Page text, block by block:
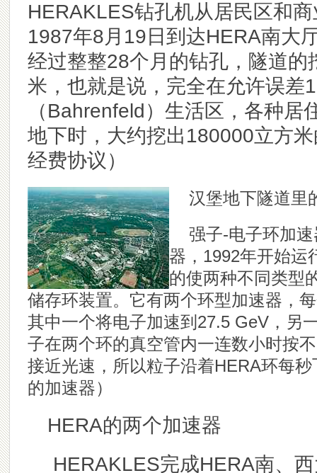
HERAKLES钻孔机从居民区和
1987年8月19日到达HERA南大
经过整整28个月的钻孔，隧道
米，也就是说，完全在允许误差
（Bahrenfeld）生活区，各种
地下时，大约挖出180000立方
经费协议）
汉堡地下隧道里
强子-电子环加
器，1992年开始运
的使两种不同类型
储存环装置。它有两个环型加速器，
其中一个将电子加速到27.5 GeV，另
子在两个环的真空管内一连数小时按
接近光速，所以粒子沿着HERA环每
的加速器）
HERA的两个加速器
HERAKLES完成HERA南、